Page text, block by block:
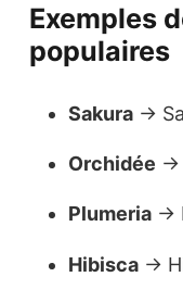
Exemples
populaires
Sakura →
Orchidée →
Plumeria →
Hibisca →